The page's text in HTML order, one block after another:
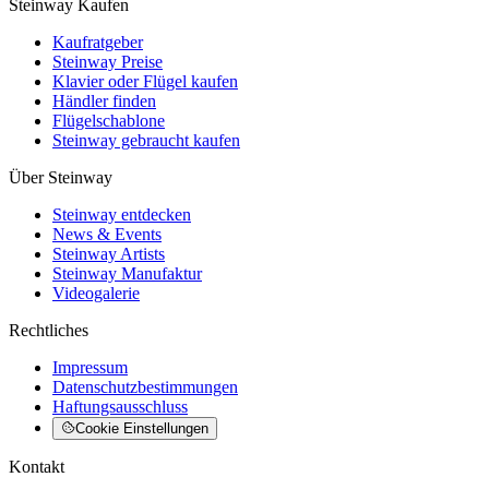
Steinway Kaufen
Kaufratgeber
Steinway Preise
Klavier oder Flügel kaufen
Händler finden
Flügelschablone
Steinway gebraucht kaufen
Über Steinway
Steinway entdecken
News & Events
Steinway Artists
Steinway Manufaktur
Videogalerie
Rechtliches
Impressum
Datenschutzbestimmungen
Haftungsausschluss
Cookie Einstellungen
Kontakt